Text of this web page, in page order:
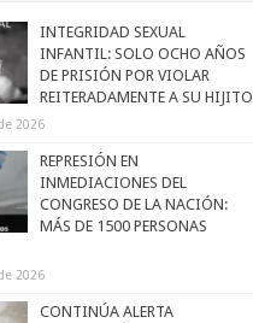
INTEGRIDAD SEXUAL
INFANTIL: SOLO OCHO AÑOS
DE PRISIÓN POR VIOLAR
REITERADAMENTE A SU HIJITO
2026
REPRESIÓN EN
INMEDIACIONES DEL
CONGRESO DE LA NACIÓN:
MÁS DE 1500 PERSONAS
2026
CONTINÚA ALERTA